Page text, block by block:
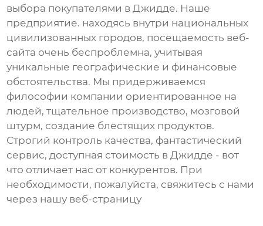
выбора покупателями в Джидде. Наше
предприятие. находясь внутри национальных
цивилизованных городов, посещаемость веб-
сайта очень беспроблемна, учитывая
уникальные географические и финансовые
обстоятельства. Мы придерживаемся
философии компании ориентированное на
людей, тщательное производство, мозговой
штурм, создание блестящих продуктов.
Строгий контроль качества, фантастический
сервис, доступная стоимость в Джидде - вот
что отличает нас от конкурентов. При
необходимости, пожалуйста, свяжитесь с нами
через нашу веб-страницу